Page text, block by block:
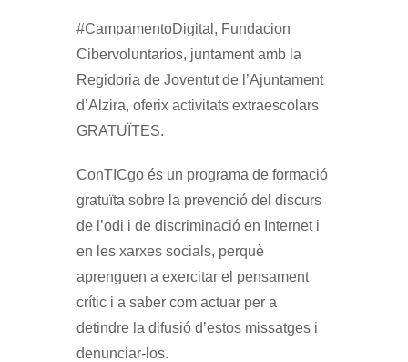
#CampamentoDigital, Fundacion
Cibervoluntarios, juntament amb la
Regidoria de Joventut de l’Ajuntament
d’Alzira, oferix activitats extraescolars
GRATUÏTES.
ConTICgo és un programa de formació
gratuïta sobre la prevenció del discurs
de l’odi i de discriminació en Internet i
en les xarxes socials, perquè
aprenguen a exercitar el pensament
crític i a saber com actuar per a
detindre la difusió d’estos missatges i
denunciar-los.